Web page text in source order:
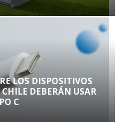
LOS DISPOSITIVOS
DEBERÁN USAR
C